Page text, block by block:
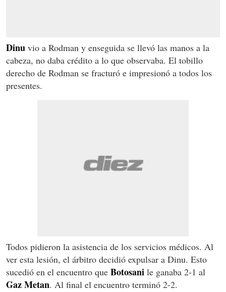
Dinu vio a Rodman y enseguida se llevó las manos a la
cabeza, no daba crédito a lo que observaba. El tobillo
derecho de Rodman se fracturó e impresionó a todos los
presentes.
Todos pidieron la asistencia de los servicios médicos. Al
ver esta lesión, el árbitro decidió expulsar a Dinu. Esto
sucedió en el encuentro que Botosani le ganaba 2-1 al
Gaz Metan. Al final el encuentro terminó 2-2.